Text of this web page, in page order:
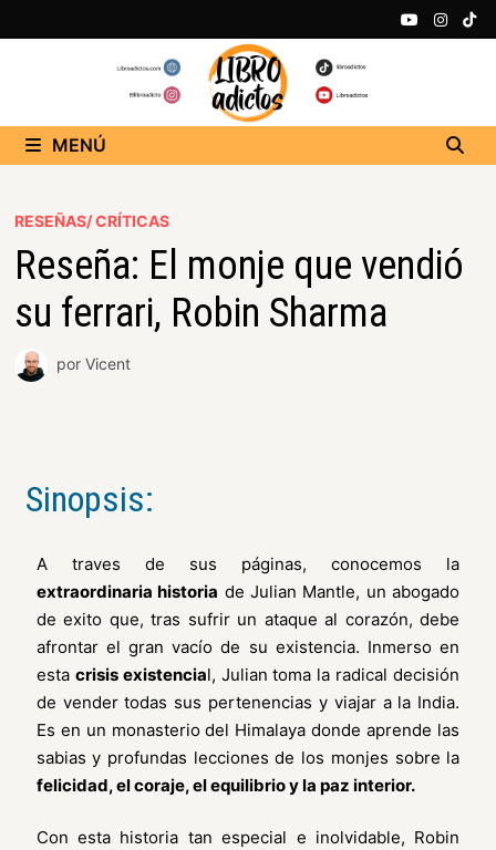
MENÚ
RESEÑAS/ CRÍTICAS
Reseña: El monje que vendió
su ferrari, Robin Sharma
por Vicent
Sinopsis:
A traves de sus páginas, conocemos la
extraordinaria historia de Julian Mantle, un abogado
de exito que, tras sufrir un ataque al corazón, debe
afrontar el gran vacío de su existencia. Inmerso en
esta crisis existencial, Julian toma la radical decisión
de vender todas sus pertenencias y viajar a la India.
Es en un monasterio del Himalaya donde aprende las
sabias y profundas lecciones de los monjes sobre la
felicidad, el coraje, el equilibrio y la paz interior.
Con esta historia tan especial e inolvidable, Robin